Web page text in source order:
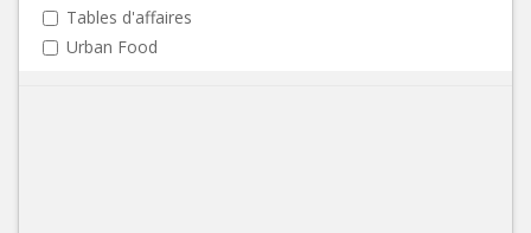
Tables d'affaires
Urban Food